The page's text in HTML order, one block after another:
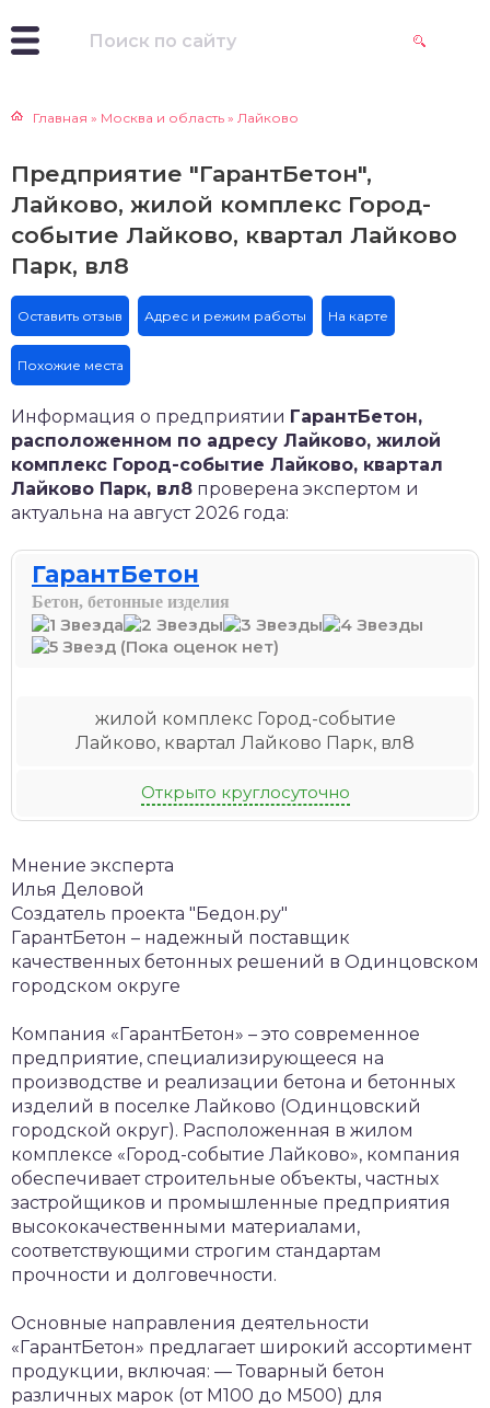
Главная » Москва и область » Лайково
Предприятие "ГарантБетон",
Лайково, жилой комплекс Город-
событие Лайково, квартал Лайково
Парк, вл8
Оставить отзыв Адрес и режим работы На карте
Похожие места
Информация о предприятии ГарантБетон,
расположенном по адресу Лайково, жилой
комплекс Город-событие Лайково, квартал
Лайково Парк, вл8 проверена экспертом и
актуальна на август 2026 года:
ГарантБетон
Бетон, бетонные изделия
(Пока оценок нет)
жилой комплекс Город-событие
Лайково, квартал Лайково Парк, вл8
Открыто круглосуточно
Мнение эксперта
Илья Деловой
Создатель проекта "Бедон.ру"
ГарантБетон – надежный поставщик
качественных бетонных решений в Одинцовском
городском округе
Компания «ГарантБетон» – это современное
предприятие, специализирующееся на
производстве и реализации бетона и бетонных
изделий в поселке Лайково (Одинцовский
городской округ). Расположенная в жилом
комплексе «Город-событие Лайково», компания
обеспечивает строительные объекты, частных
застройщиков и промышленные предприятия
высококачественными материалами,
соответствующими строгим стандартам
прочности и долговечности.
Основные направления деятельности
«ГарантБетон» предлагает широкий ассортимент
продукции, включая: — Товарный бетон
различных марок (от М100 до М500) для